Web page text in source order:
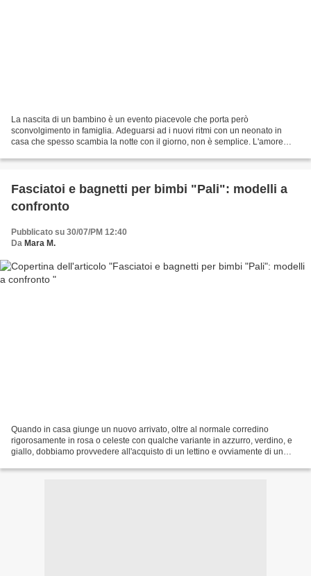
La nascita di un bambino è un evento piacevole che porta però
sconvolgimento in famiglia. Adeguarsi ad i nuovi ritmi con un neonato in
casa che spesso scambia la notte con il giorno, non è semplice. L'amore
Fasciatoi e bagnetti per bimbi "Pali": modelli a
confronto
Pubblicato su 30/07/PM 12:40
Da Mara M.
Quando in casa giunge un nuovo arrivato, oltre al normale corredino
rigorosamente in rosa o celeste con qualche variante in azzurro, verdino, e
giallo, dobbiamo provvedere all'acquisto di un lettino e ovviamente di un